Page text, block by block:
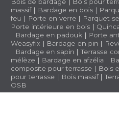
massif| Bardage en bois |
feu | Porte en verre | Parquet
Porte intérieure en bois |
| Bardage en padouk | Porte
Weasyfix | Bardage en pin |
| Bardage en sapin |Terrasse
mélèze | Bardage en afzélia |
composite pour terrasse | Bois
pour terrasse | Bois massif|
OSB